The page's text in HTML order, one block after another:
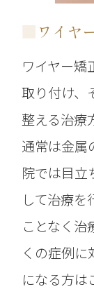
■ワイヤ
ワイヤー矯
取り付け、
整える治療
通常は金属
院では目立
して治療
ことなく治
くの症例
になる方は